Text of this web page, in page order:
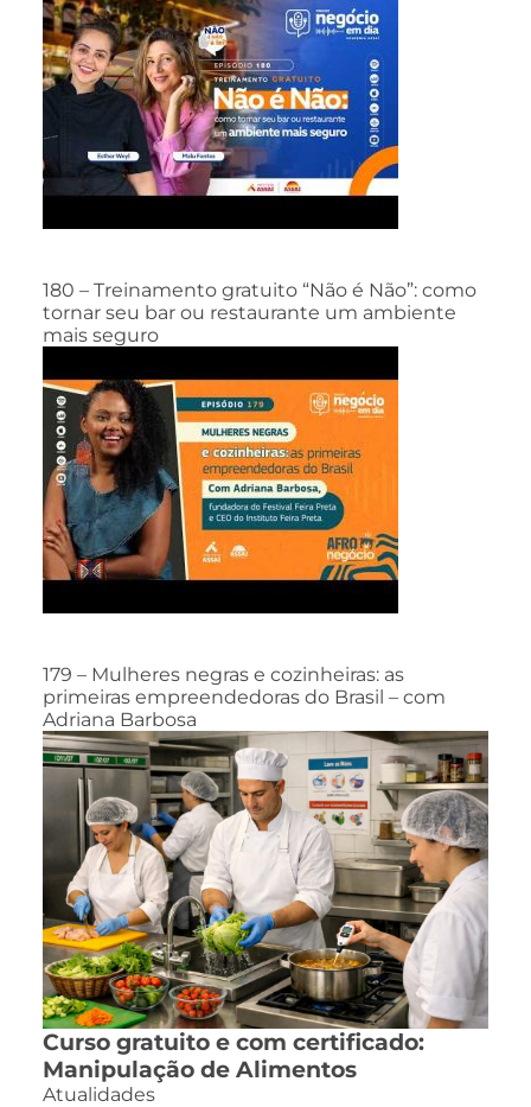
180 – Treinamento gratuito “Não é Não”: como
tornar seu bar ou restaurante um ambiente
mais seguro
179 – Mulheres negras e cozinheiras: as
primeiras empreendedoras do Brasil – com
Adriana Barbosa
Curso gratuito e com certificado:
Manipulação de Alimentos
Atualidades